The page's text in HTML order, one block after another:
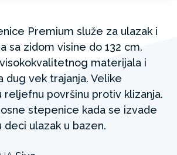
Premium služe za ulazak i
sa zidom visine do 132 cm.
materijala i
dug vek trajanja. Velike
površinu protiv klizanja.
stepenice kada se izvade
ulazak u bazen.